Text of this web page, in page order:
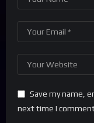
Save my name,
next time I